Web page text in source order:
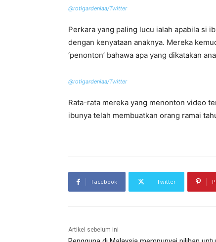
@rotigardeniaa/Twitter
Perkara yang paling lucu ialah apabila si
dengan kenyataan anaknya. Mereka
‘penonton’ bahawa apa yang dikatakan
@rotigardeniaa/Twitter
Rata-rata mereka yang menonton video
ibunya telah membuatkan orang ramai
Facebook Twitter
Artikel sebelum ini